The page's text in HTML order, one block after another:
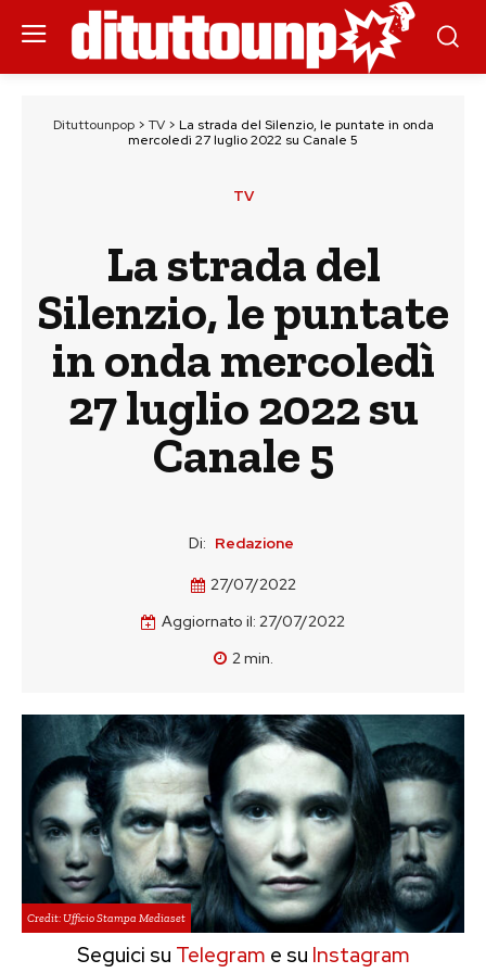
Dituttounpop> TV> La strada del Silenzio, le puntate in onda
mercoledì 27 luglio 2022 su Canale 5
TV
La strada del
Silenzio, le puntate
in onda mercoledì
27 luglio 2022 su
Canale 5
Di: Redazione
27/07/2022
Aggiornato il: 27/07/2022
2min.
Credit: Ufficio Stampa Mediaset
Seguici su Telegram e su Instagram